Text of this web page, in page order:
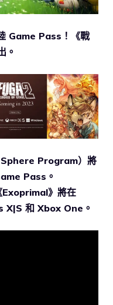
Game Pass！《戰
。
Sphere Program）將
Pass。
Exoprimal》將在
X|S 和 Xbox One。